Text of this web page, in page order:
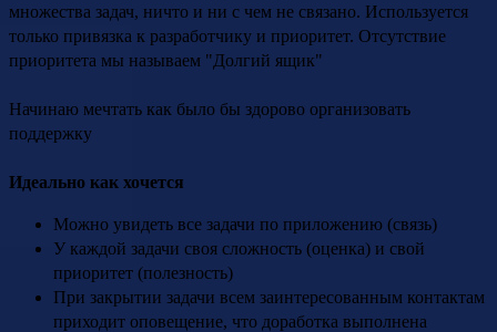
множества задач, ничто и ни с чем не связано. Используется
только привязка к разработчику и приоритет. Отсутствие
приоритета мы называем "Долгий ящик"
Начинаю мечтать как было бы здорово организовать
поддержку
Идеально как хочется
Можно увидеть все задачи по приложению (связь)
У каждой задачи своя сложность (оценка) и свой
приоритет (полезность)
При закрытии задачи всем заинтересованным контактам
приходит оповещение, что доработка выполнена